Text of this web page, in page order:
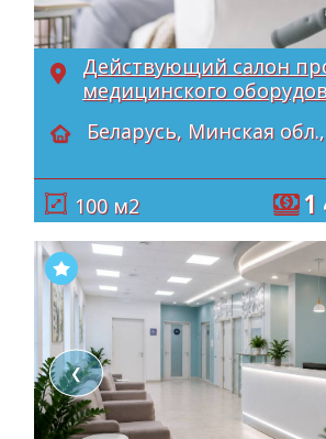
Действующий салон
медицинского
Беларусь, Минская
100 м2 1
❮